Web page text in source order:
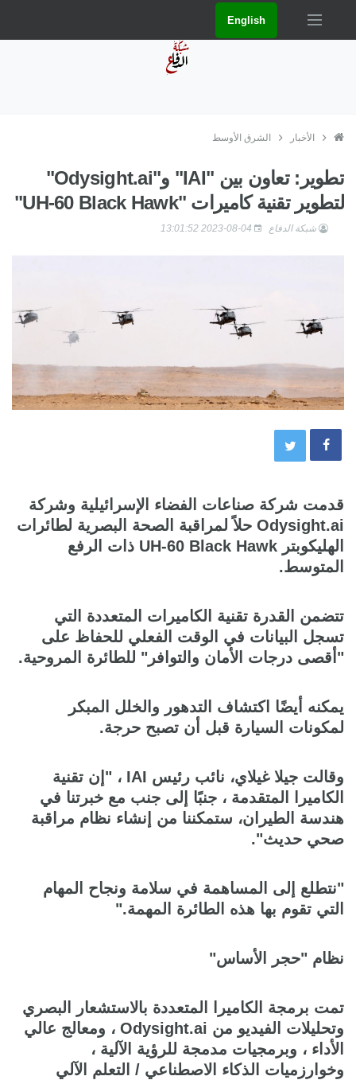
English
الأخبار الشرق الأوسط
تطوير: تعاون بين "IAI" و"Odysight.ai"
لتطوير تقنية كاميرات "UH-60 Black Hawk"
شبكة الدفاع
قدمت شركة صناعات الفضاء الإسرائيلية وشركة
Odysight.ai حلاً لمراقبة الصحة البصرية لطائرات
الهليكوبتر UH-60 Black Hawk ذات الرفع
المتوسط.
تتضمن القدرة تقنية الكاميرات المتعددة التي
تسجل البيانات في الوقت الفعلي للحفاظ على
"أقصى درجات الأمان والتوافر" للطائرة المروحية.
يمكنه أيضًا اكتشاف التدهور والخلل المبكر
لمكونات السيارة قبل أن تصبح حرجة.
وقالت جيلا غيلاي، نائب رئيس IAI ، "إن تقنية
الكاميرا المتقدمة ، جنبًا إلى جنب مع خبرتنا في
هندسة الطيران، ستمكننا من إنشاء نظام مراقبة
صحي حديث".
"نتطلع إلى المساهمة في سلامة ونجاح المهام
التي تقوم بها هذه الطائرة المهمة."
نظام "حجر الأساس"
تمت برمجة الكاميرا المتعددة بالاستشعار البصري
وتحليلات الفيديو من Odysight.ai ، ومعالج عالي
الأداء ، وبرمجيات مدمجة للرؤية الآلية ،
وخوارزميات الذكاء الاصطناعي / التعلم الآلي